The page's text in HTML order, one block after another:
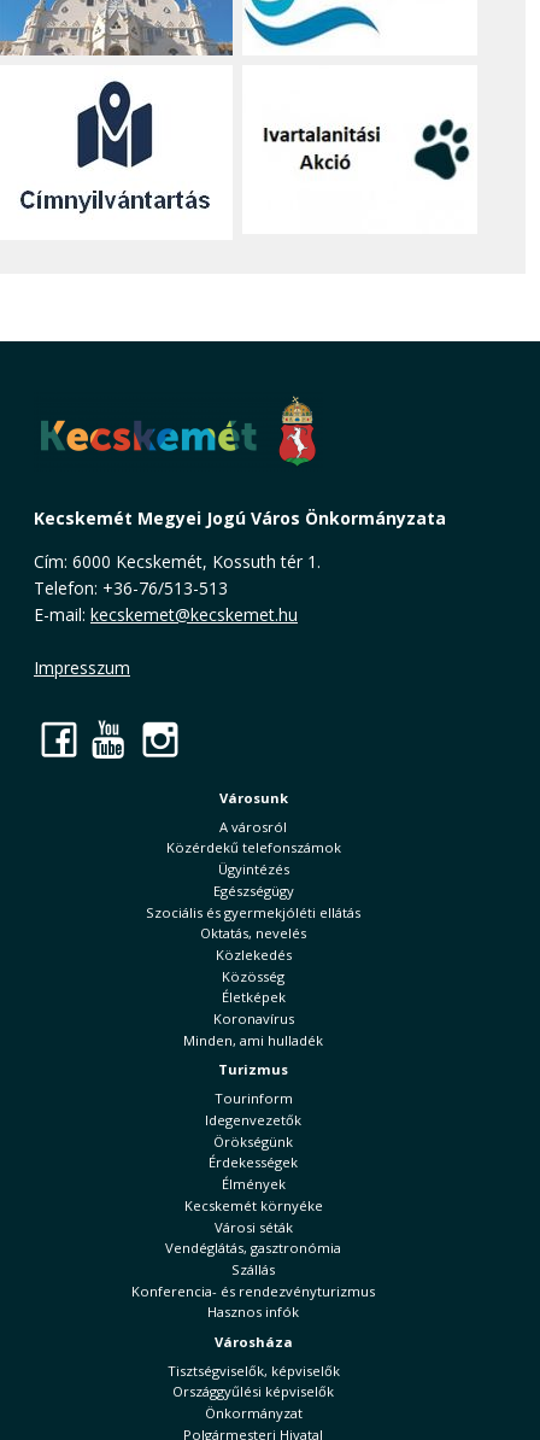
Kecskemét Megyei Jogú Város Önkormányzata
Cím: 6000 Kecskemét, Kossuth tér 1.
Telefon: +36-76/513-513
E-mail: kecskemet@kecskemet.hu
Impresszum
Facebook
YouTube
Városunk
A városról
Közérdekű telefonszámok
Ügyintézés
Egészségügy
Szociális és gyermekjóléti ellátás
Oktatás, nevelés
Közlekedés
Közösség
Életképek
Koronavírus
Minden, ami hulladék
Turizmus
Tourinform
Idegenvezetők
Örökségünk
Érdekességek
Élmények
Kecskemét környéke
Városi séták
Vendéglátás, gasztronómia
Szállás
Konferencia- és rendezvényturizmus
Hasznos infók
Városháza
Tisztségviselők, képviselők
Országgyűlési képviselők
Önkormányzat
Polgármesteri Hivatal